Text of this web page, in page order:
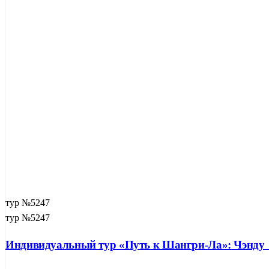
тур №5247
тур №5247
Индивидуальный тур «Путь к Шангри-Ла»: